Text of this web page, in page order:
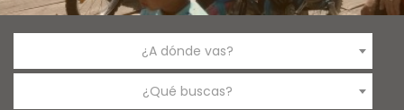
¿A dónde vas?
¿Qué buscas?